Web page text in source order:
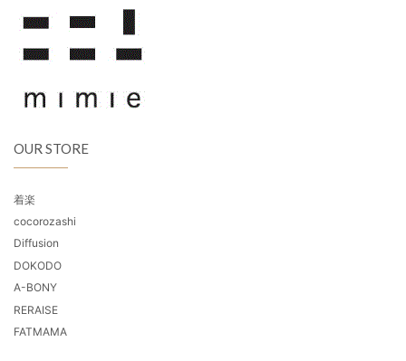
OUR STORE
着楽
cocorozashi
Diffusion
DOKODO
A-BONY
RERAISE
FATMAMA